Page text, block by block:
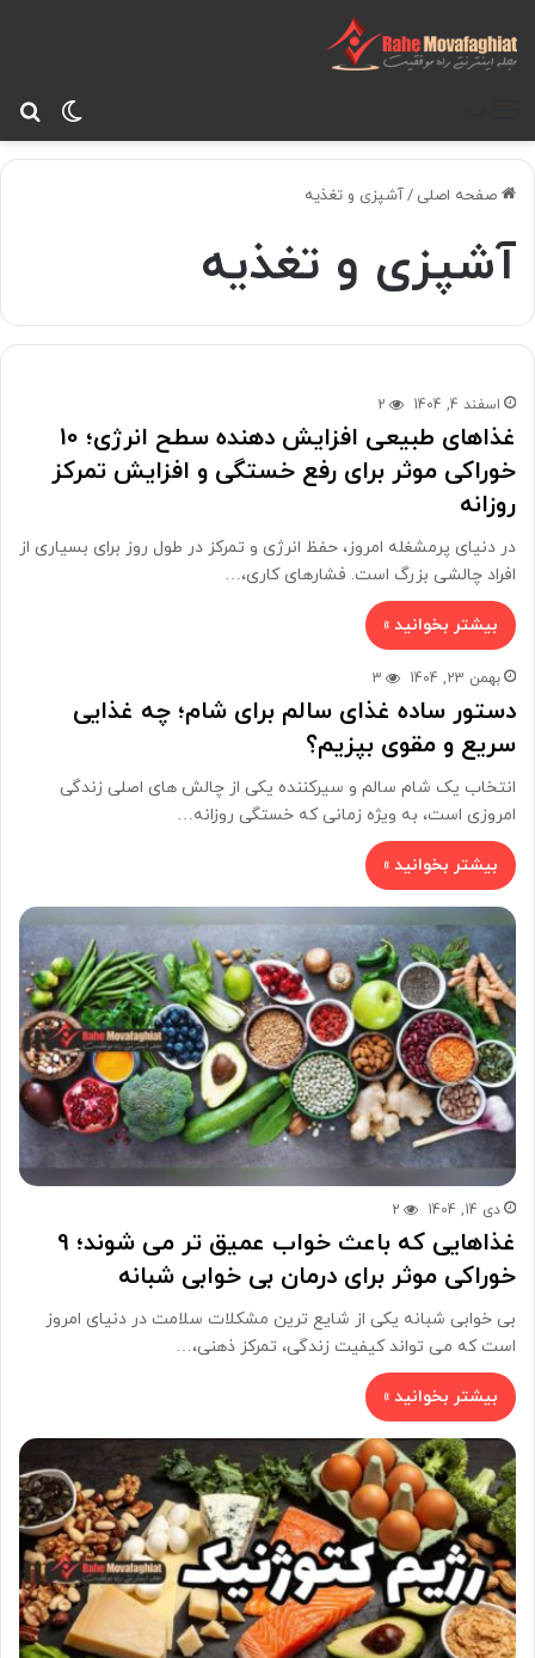
صفحه اصلی /آشپزی و تغذیه
آشپزی و تغذیه
اسفند 4, 1404 2
غذاهای طبیعی افزایش دهنده سطح انرژی؛ 10
خوراکی موثر برای رفع خستگی و افزایش تمرکز
روزانه
در دنیای پرمشغله امروز، حفظ انرژی و تمرکز در طول روز برای بسیاری از
افراد چالشی بزرگ است. فشارهای کاری،…
بیشتر بخوانید »
بهمن 23, 1404 3
دستور ساده غذای سالم برای شام؛ چه غذایی
سریع و مقوی بپزیم؟
انتخاب یک شام سالم و سیرکننده یکی از چالش های اصلی زندگی
امروزی است، به ویژه زمانی که خستگی روزانه…
بیشتر بخوانید »
دی 14, 1404 2
غذاهایی که باعث خواب عمیق تر می شوند؛ 9
خوراکی موثر برای درمان بی خوابی شبانه
بی خوابی شبانه یکی از شایع ترین مشکلات سلامت در دنیای امروز
است که می تواند کیفیت زندگی، تمرکز ذهنی،…
بیشتر بخوانید »